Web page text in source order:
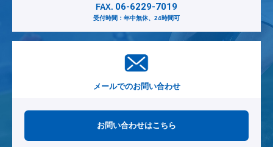
FAX. 06-6229-7019
受付時間：年中無休、24時間可
メールでのお問い合わせ
お問い合わせはこちら